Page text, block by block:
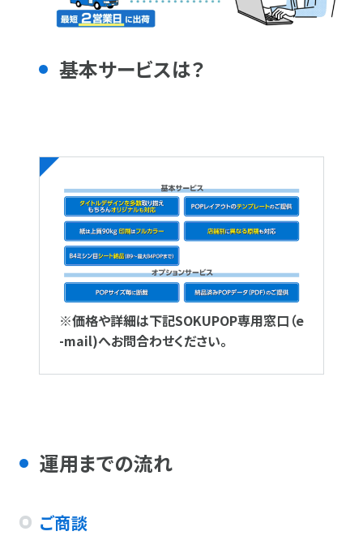
基本サービスは？
※価格や詳細は下記SOKUPOP専用窓口（e
-mail)へお問合わせください。
運用までの流れ
ご商談